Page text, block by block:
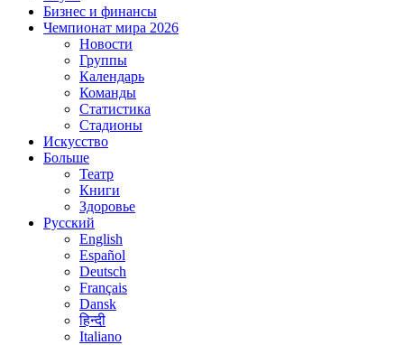
Бизнес и финансы
Чемпионат мира 2026
Новости
Группы
Календарь
Команды
Статистика
Стадионы
Искусство
Больше
Театр
Книги
Здоровье
Русский
English
Español
Deutsch
Français
Dansk
हिन्दी
Italiano